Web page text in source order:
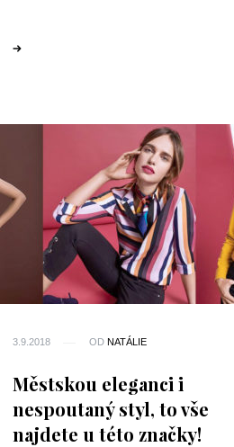
3.9.2018 OD NATÁLIE
Městskou eleganci i
nespoutaný styl, to vše
najdete u této značky!